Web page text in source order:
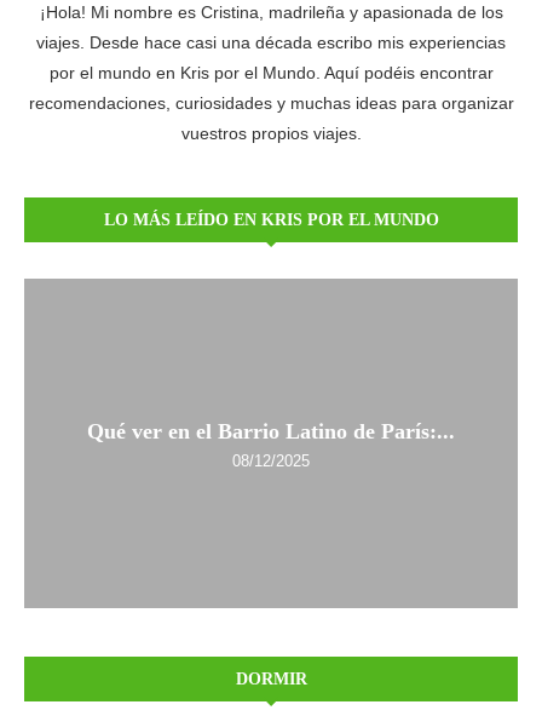
¡Hola! Mi nombre es Cristina, madrileña y apasionada de los
viajes. Desde hace casi una década escribo mis experiencias
por el mundo en Kris por el Mundo. Aquí podéis encontrar
recomendaciones, curiosidades y muchas ideas para organizar
vuestros propios viajes.
LO MÁS LEÍDO EN KRIS POR EL MUNDO
Qué ver en el Barrio Latino de París:...
08/12/2025
DORMIR